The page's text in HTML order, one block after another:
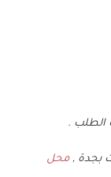
.
بجدة ,محل